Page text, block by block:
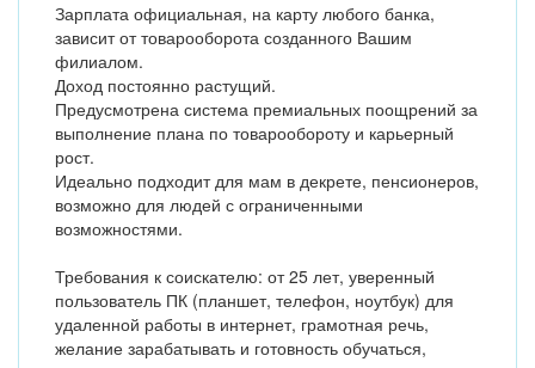
Зарплата официальная, на карту любого банка,
зависит от товарооборота созданного Вашим
филиалом.
Доход постоянно растущий.
Предусмотрена система премиальных поощрений за
выполнение плана по товарообороту и карьерный
рост.
Идеально подходит для мам в декрете, пенсионеров,
возможно для людей с ограниченными
возможностями.
Требования к соискателю: от 25 лет, уверенный
пользователь ПК (планшет, телефон, ноутбук) для
удаленной работы в интернет, грамотная речь,
желание зарабатывать и готовность обучаться,